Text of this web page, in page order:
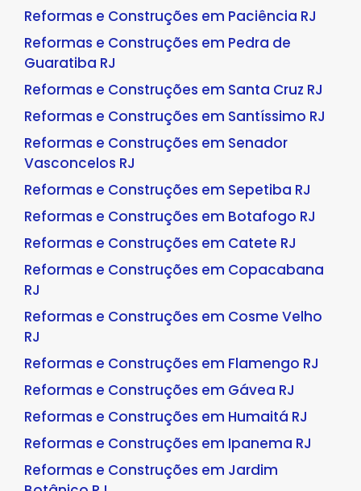
Reformas e Construções em Paciência RJ
Reformas e Construções em Pedra de
Guaratiba RJ
Reformas e Construções em Santa Cruz RJ
Reformas e Construções em Santíssimo RJ
Reformas e Construções em Senador
Vasconcelos RJ
Reformas e Construções em Sepetiba RJ
Reformas e Construções em Botafogo RJ
Reformas e Construções em Catete RJ
Reformas e Construções em Copacabana
RJ
Reformas e Construções em Cosme Velho
RJ
Reformas e Construções em Flamengo RJ
Reformas e Construções em Gávea RJ
Reformas e Construções em Humaitá RJ
Reformas e Construções em Ipanema RJ
Reformas e Construções em Jardim